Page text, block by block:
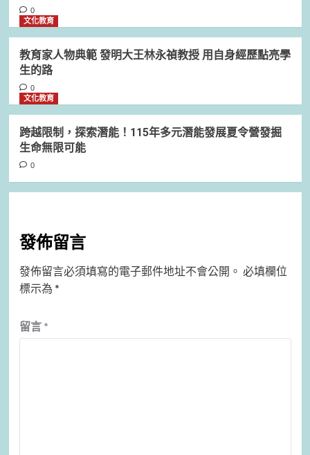
0
文化教育
教育家人物典範 發明大王林永禎教授 用自身經歷點亮學
生的路
0
文化教育
跨越限制，探索潛能！115年多元潛能發展夏令營發掘
生命無限可能
0
發佈留言
發佈留言必須填寫的電子郵件地址不會公開。 必填欄位
標示為 *
留言 *